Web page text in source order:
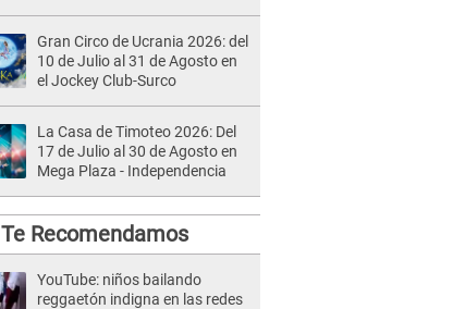
Gran Circo de Ucrania 2026: del
10 de Julio al 31 de Agosto en
el Jockey Club-Surco
La Casa de Timoteo 2026: Del
17 de Julio al 30 de Agosto en
Mega Plaza - Independencia
Te Recomendamos
YouTube: niños bailando
reggaetón indigna en las redes